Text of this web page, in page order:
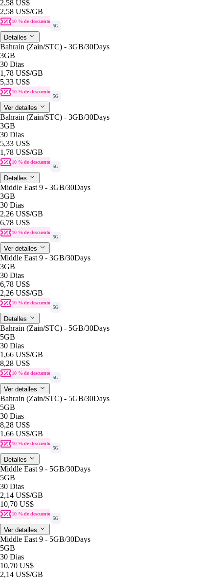
2,58 US$
2,58 US$/GB
10 % de descuento
5G
Detalles
Bahrain (Zain/STC) - 3GB/30Days
3GB
30 Dias
1,78 US$/GB
5,33 US$
10 % de descuento
5G
Ver detalles
Bahrain (Zain/STC) - 3GB/30Days
3GB
30 Dias
5,33 US$
1,78 US$/GB
10 % de descuento
5G
Detalles
Middle East 9 - 3GB/30Days
3GB
30 Dias
2,26 US$/GB
6,78 US$
10 % de descuento
5G
Ver detalles
Middle East 9 - 3GB/30Days
3GB
30 Dias
6,78 US$
2,26 US$/GB
10 % de descuento
5G
Detalles
Bahrain (Zain/STC) - 5GB/30Days
5GB
30 Dias
1,66 US$/GB
8,28 US$
10 % de descuento
5G
Ver detalles
Bahrain (Zain/STC) - 5GB/30Days
5GB
30 Dias
8,28 US$
1,66 US$/GB
10 % de descuento
5G
Detalles
Middle East 9 - 5GB/30Days
5GB
30 Dias
2,14 US$/GB
10,70 US$
10 % de descuento
5G
Ver detalles
Middle East 9 - 5GB/30Days
5GB
30 Dias
10,70 US$
2,14 US$/GB